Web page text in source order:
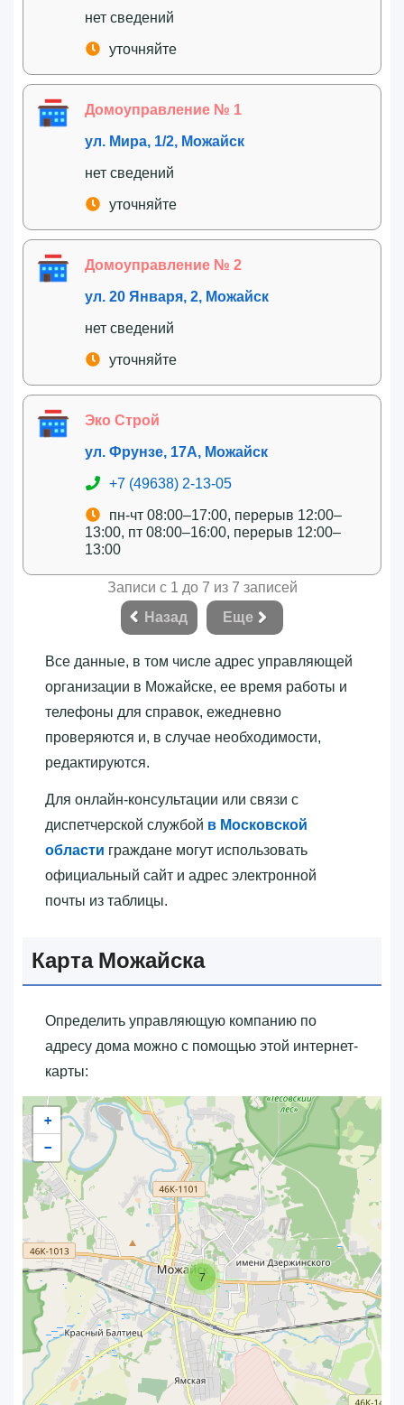
нет сведений
уточняйте
Домоуправление № 1
ул. Мира, 1/2, Можайск
нет сведений
уточняйте
Домоуправление № 2
ул. 20 Января, 2, Можайск
нет сведений
уточняйте
Эко Строй
ул. Фрунзе, 17А, Можайск
+7 (49638) 2-13-05
пн-чт 08:00–17:00, перерыв 12:00–
13:00, пт 08:00–16:00, перерыв 12:00–
13:00
Записи с 1 до 7 из 7 записей
Назад
Еще
Все данные, в том числе адрес управляющей
организации в Можайске, ее время работы и
телефоны для справок, ежедневно
проверяются и, в случае необходимости,
редактируются.
Для онлайн-консультации или связи с
диспетчерской службой в Московской
области граждане могут использовать
официальный сайт и адрес электронной
почты из таблицы.
Карта Можайска
Определить управляющую компанию по
адресу дома можно с помощью этой интернет-
карты:
7
+
−